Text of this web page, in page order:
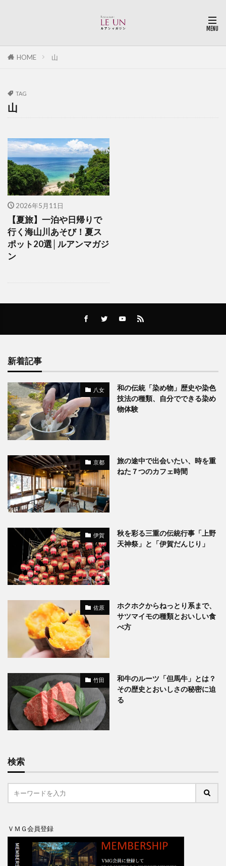
HOME 山
TAG
山
2026年5月11日
【夏旅】一泊や日帰りで
行く海山川あそび！夏ス
ポット20選│ルアンマガジ
ン
新着記事
八女
和の伝統「染め物」歴史や染色
技法の種類、自分でできる染め
物体験
京都
旅の途中で出会いたい、時を重
ねた７つのカフェ時間
伊賀
秋を彩る三重の伝統行事「上野
天神祭」と「伊賀だんじり」
佐原
ホクホクからねっとり系まで、
サツマイモの種類とおいしい食
べ方
竹田
和牛のルーツ「但馬牛」とは？
その歴史とおいしさの秘密に迫
る
検索
ＶＭＧ会員登録